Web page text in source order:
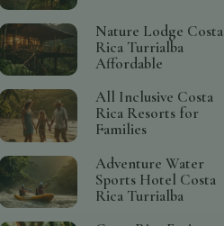
Nature Lodge Costa
Rica Turrialba
Affordable
All Inclusive Costa
Rica Resorts for
Families
Adventure Water
Sports Hotel Costa
Rica Turrialba